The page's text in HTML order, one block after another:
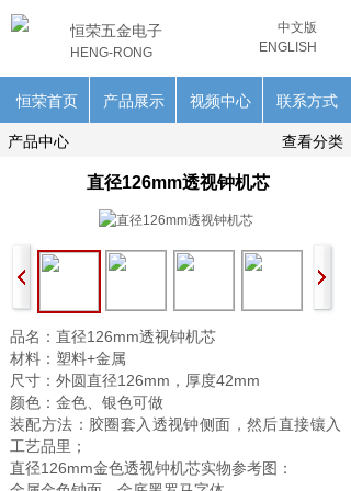
中文版
ENGLISH
恒荣五金电子
HENG-RONG
恒荣首页 产品展示 视频中心 联系方式
产品中心 查看分类
直径126mm透视钟机芯
品名：直径126mm透视钟机芯
材料：塑料+金属
尺寸：外圆直径126mm，厚度42mm
颜色：金色、银色可做
装配方法：胶圈套入透视钟侧面，然后直接镶入
工艺品里；
直径126mm金色透视钟机芯实物参考图：